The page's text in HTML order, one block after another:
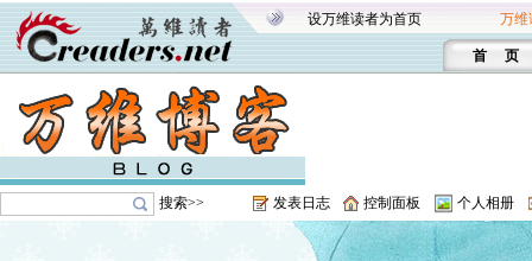
设万维读者为首页 万维
首 页
搜索>> 发表日志 控制面板 个人相册